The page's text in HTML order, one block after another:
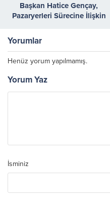
Başkan Hatice Gençay,
Pazaryerleri Sürecine İlişkin
Yorumlar
Henüz yorum yapılmamış.
Yorum Yaz
İsminiz